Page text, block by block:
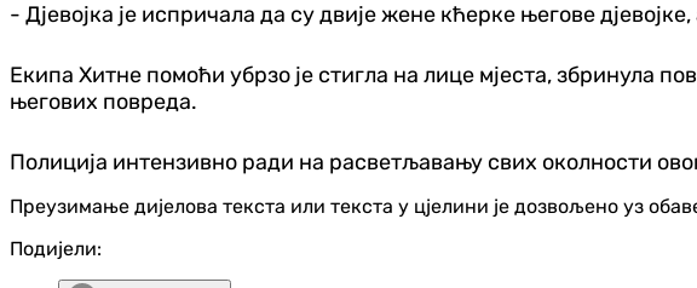
- Дјевојка је испричала да су двије жене кћерке његове
Екипа Хитне помоћи убрзо је стигла на лице мјеста, збринула
његових повреда.
Полиција интензивно ради на расветљавању свих околности
Преузимање дијелова текста или текста у цјелини је дозвољено уз
Подијели: